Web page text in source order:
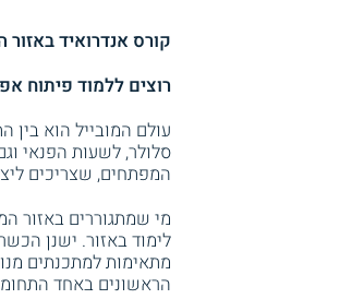
קורס אנדרואיד באזור
רוצים ללמוד פיתוח
עולם המובייל הוא בין
סלולר, לשעות הפנאי
המפתחים, שצריכים
מי שמתגוררים באזור
לימוד באזור. ישנן
מתאימות למתכנתים
הראשונים באחד